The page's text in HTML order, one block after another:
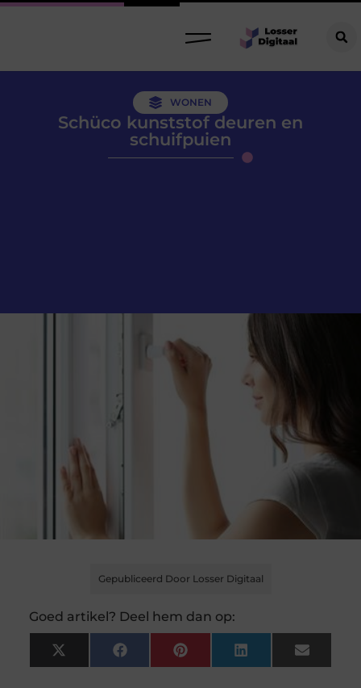
WONEN
Schüco kunststof deuren en
schuifpuien
Gepubliceerd Door Losser Digitaal
Goed artikel? Deel hem dan op:
X
(Twitter)
FacebookPinterest LinkedIn Email